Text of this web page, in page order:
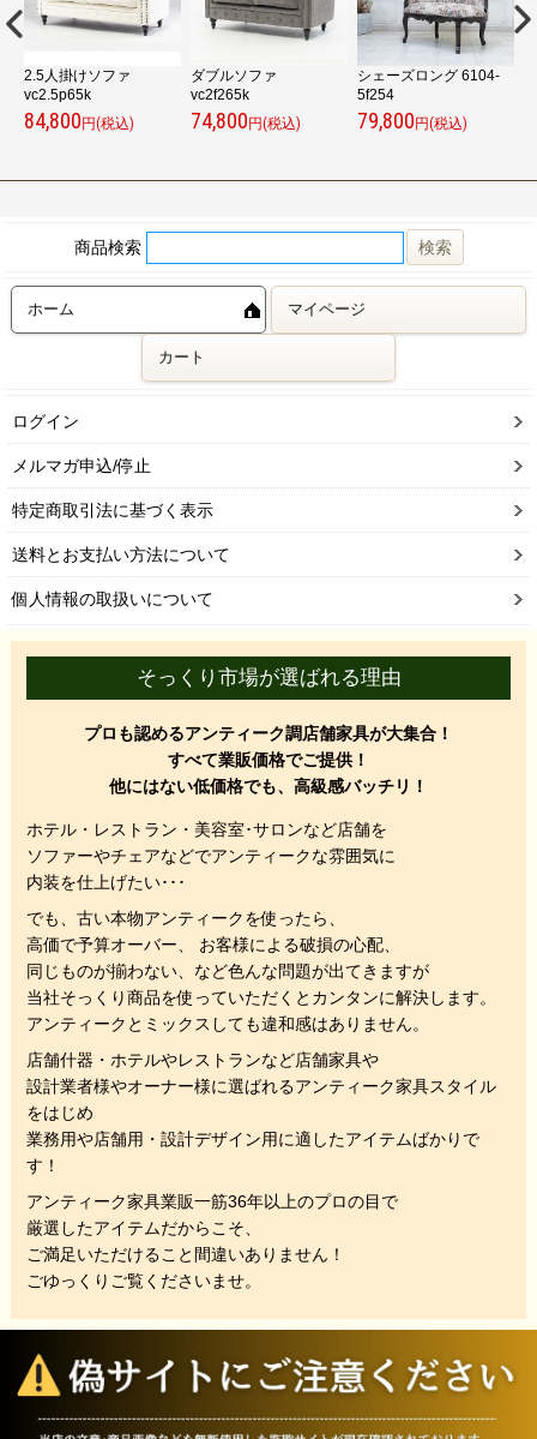
2.5人掛けソファ
vc2.5p65k
84,800 円(税込)
ダブルソファ
vc2f265k
74,800 円(税込)
シェーズロング 6104-
5f254
79,800 円(税込)
商品検索
ホーム マイページ
カート
ログイン
メルマガ申込/停止
特定商取引法に基づく表示
送料とお支払い方法について
個人情報の取扱いについて
そっくり市場が選ばれる理由
プロも認めるアンティーク調店舗家具が大集合！
すべて業販価格でご提供！
他にはない低価格でも、高級感バッチリ！
ホテル・レストラン・美容室･サロンなど店舗を
ソファーやチェアなどでアンティークな雰囲気に
内装を仕上げたい･･･
でも、 古い本物アンティークを使ったら、
高価で予算オーバー、 お客様による破損の心配、
同じものが揃わない、 など色んな問題が出てきますが
当社そっくり商品を使っていただくと カンタンに解決します。
アンティークとミックスしても違和感はありません。
店舗什器・ホテルやレストランなど店舗家具や
設計業者様やオーナー様に選ばれるアンティーク家具スタイル
をはじめ
業務用や店舗用・設計デザイン用に適したアイテムばかりで
す！
アンティーク家具業販一筋36年以上のプロの目で
厳選したアイテムだからこそ、
ご満足いただけること間違いありません！
ごゆっくりご覧くださいませ。